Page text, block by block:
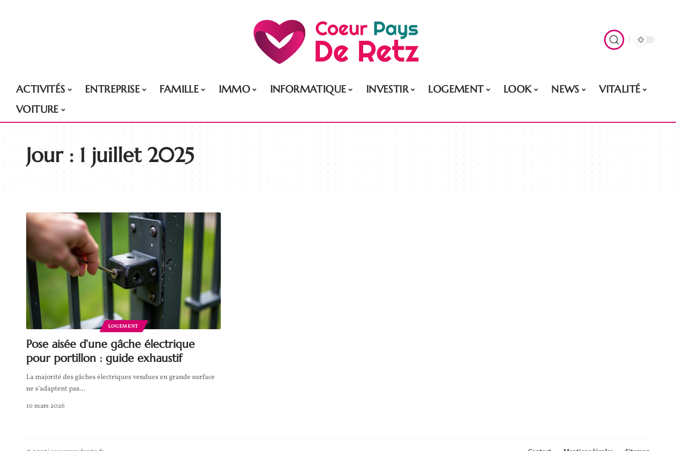
ACTIVITÉS ENTREPRISE FAMILLE IMMO INFORMATIQUE INVESTIR LOGEMENT LOOK NEWS
VITALITÉ
VOITURE
Jour :1 juillet 2025
LOGEMENT
Pose aisée d’une gâche électrique
pour portillon : guide exhaustif
La majorité des gâches électriques vendues en grande surface
ne s’adaptent pas…
10 mars 2026